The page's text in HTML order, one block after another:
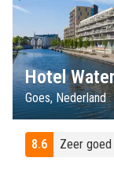
Hotel
Goes, Nederland
8.6 Zeer goed